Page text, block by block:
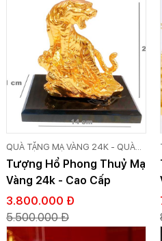
QUÀ TẶNG MẠ VÀNG 24K - QUÀ
TẶNG DÁT VÀNG CAO CẤP GOLD
VIỆT
Tượng Hổ Phong Thuỷ Mạ
Vàng 24k - Cao Cấp
3.800.000 Đ
5.500.000 Đ